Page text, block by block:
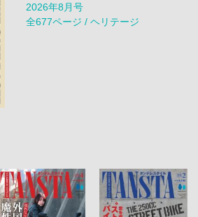
2026年8月号
全677ページ / ヘリテージ